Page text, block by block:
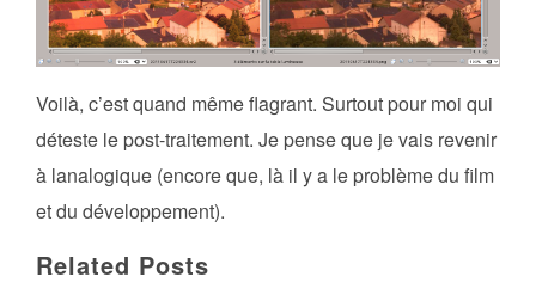
Voilà, c’est quand même flagrant. Surtout pour moi qui
déteste le post-traitement. Je pense que je vais revenir
à lanalogique (encore que, là il y a le problème du film
et du développement).
Related Posts